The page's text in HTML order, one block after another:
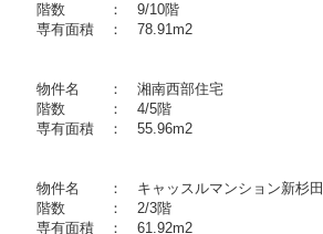
数 ： 9/10階
有面積 ： 78.91m2
名 ： 湘南西部住宅
数 ： 4/5階
面積 ： 55.96m2
件名 ： キャッスルマンション新杉田
数 ： 2/3階
面積 ： 61.92m2